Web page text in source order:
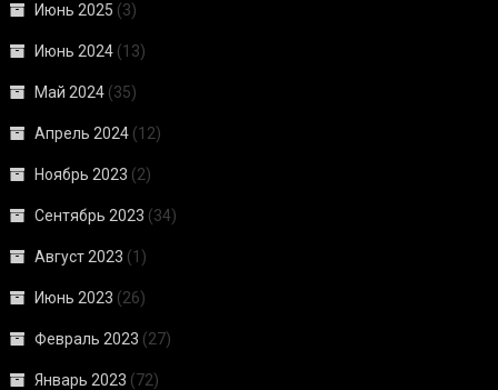
Июнь 2025 (3)
Июнь 2024 (13)
Май 2024 (35)
Апрель 2024 (12)
Ноябрь 2023 (2)
Сентябрь 2023 (34)
Август 2023 (1)
Июнь 2023 (26)
Февраль 2023 (27)
Январь 2023 (72)